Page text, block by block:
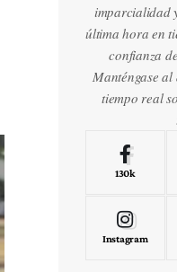
imparcialidad
última hora en
confianza
Manténgase
tiempo real
130k
Instagram